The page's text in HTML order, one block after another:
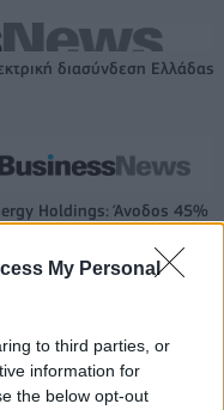
My Personal
to third parties, or
information for
the below opt-out
διασύνδεση Ελλάδας
Holdings: Άνοδος 45%
καθαρά κέρδη του α΄
στα 138 εκατ. ευρώ
την αγορά leasing